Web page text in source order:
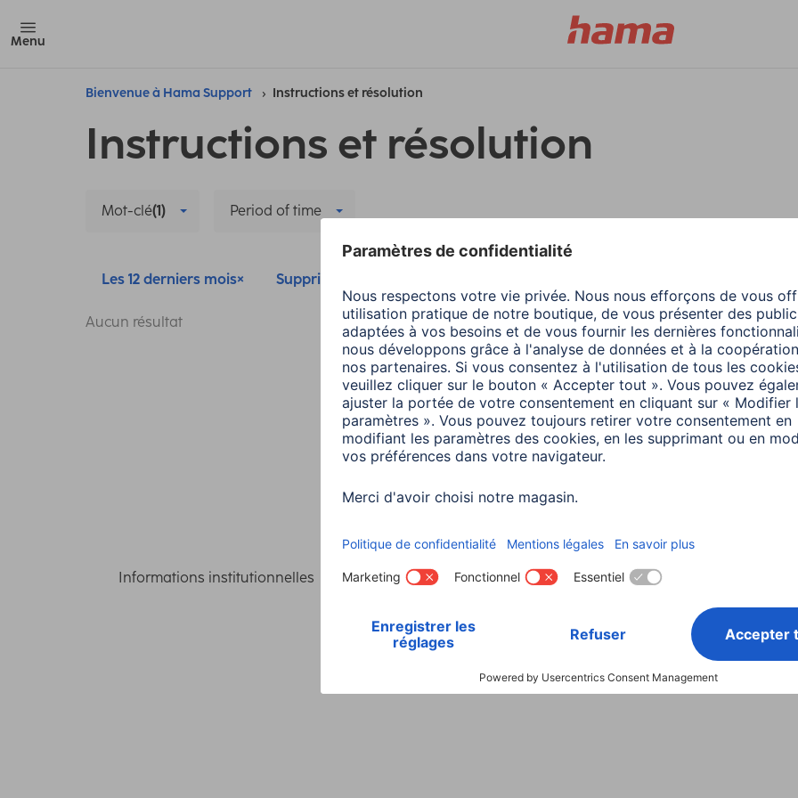
Menu
Bienvenue à Hama Support Instructions et résolution
Instructions et résolution
Mot-clé(1) Period of time
Les 12 derniers mois Supprimer tous les filtres
Aucun résultat
Choisissez un pays
Informations institutionnelles Confidentialité et Securité Conditions de garantie